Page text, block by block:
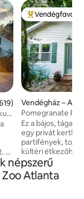
5/4,98, 619
A
Kiemelt
Vendégfavorit
Vendégház –
Pomegranate Place Vikárház
szívében
Ez a bájos, tágas
egy privát
partifények,
kültéri
a Beltline és
környékek/
található házikó
népszerű
Atlanta